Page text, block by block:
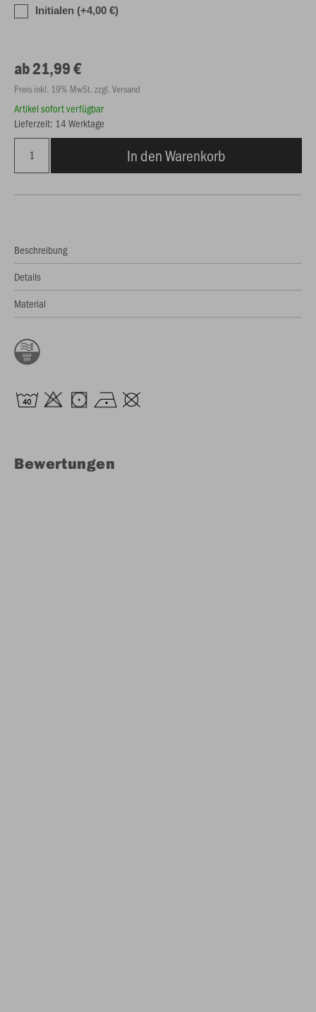
Initialen (+4,00 €)
ab 21,99 €
Preis inkl. 19% MwSt. zzgl. Versand
Artikel sofort verfügbar
Lieferzeit: 14 Werktage
In den Warenkorb
Beschreibung
Details
Material
Bewertungen